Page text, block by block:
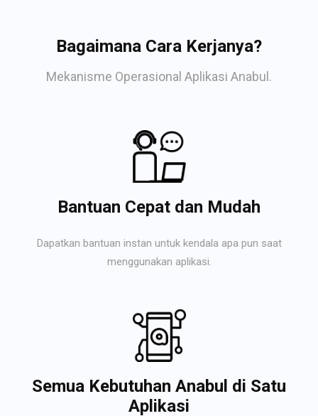
Bagaimana Cara Kerjanya?
Mekanisme Operasional Aplikasi Anabul.
Bantuan Cepat dan Mudah
Dapatkan bantuan instan untuk kendala apa pun saat
menggunakan aplikasi.
Semua Kebutuhan Anabul di Satu
Aplikasi